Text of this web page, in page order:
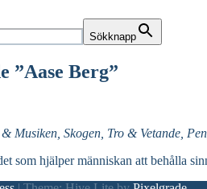
Sökknapp
”Aase Berg”
Musiken, Skogen, Tro & Vetande,
som hjälper människan att behålla